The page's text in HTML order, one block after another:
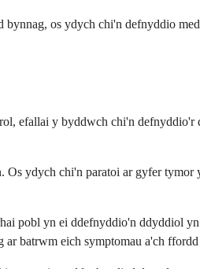
os ydych chi'n defnyddio
efallai y byddwch chi'n
ydych chi'n paratoi ar gyfer tymor
pobl yn ei ddefnyddio'n ddyddiol
batrwm eich symptomau a'ch